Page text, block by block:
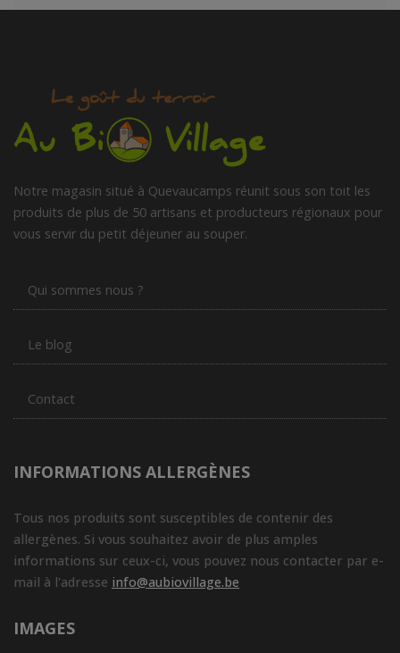
Notre magasin situé à Quevaucamps réunit sous son toit les
produits de plus de 50 artisans et producteurs régionaux pour
vous servir du petit déjeuner au souper.
Qui sommes nous ?
Le blog
Contact
INFORMATIONS ALLERGÈNES
Tous nos produits sont susceptibles de contenir des
allergènes. Si vous souhaitez avoir de plus amples
informations sur ceux-ci, vous pouvez nous contacter par e-
mail à l'adresse info@aubiovillage.be
IMAGES